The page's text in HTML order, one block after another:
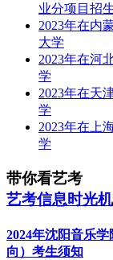
业分项目招
2023年在内
大学
2023年在河
学
2023年在天
学
2023年在上
学
带你看艺考
艺考信息时光机
2024年沈阳音乐
向）考生须知